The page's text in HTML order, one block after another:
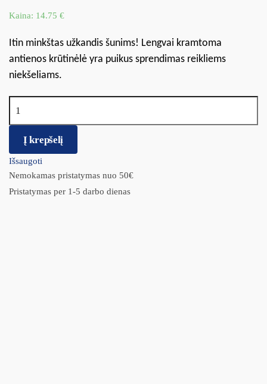
Kaina: 14.75 €
Itin minkštas užkandis šunims! Lengvai kramtoma
antienos krūtinėlė yra puikus sprendimas reikliems
niekšeliams.
Į krepšelį
Išsaugoti
Nemokamas pristatymas nuo 50€
Pristatymas per 1-5 darbo dienas